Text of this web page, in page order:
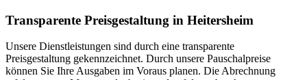
Transparente Preisgestaltung in Heitersheim
Unsere Dienstleistungen sind durch eine transparente
Preisgestaltung gekennzeichnet. Durch unsere Pauschalpreise
können Sie Ihre Ausgaben im Voraus planen. Die Abrechnung